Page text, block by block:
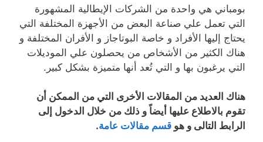
بومباني هي واحدة من الشركات الإيطالية المشهورة
التي تعمل علي صناعة البعض من الأجهزة المختلفة التي
يحتاج إليها الأفراد و خاصة البوتاجاز و الأفران المختلفة و
هناك الكثير من الأشخاص من يحصلون علي الموديلات
التي يرغبون بها و التي تُعد أنها متميزة بشكل كبير.
هناك العديد من المقالات الأخرى التي من الممكن أن
تقوم بالاطلاع عليها أيضاً و ذلك من خلال الدخول إلى
الرابط التالى و هو قسم مقالات عامة.